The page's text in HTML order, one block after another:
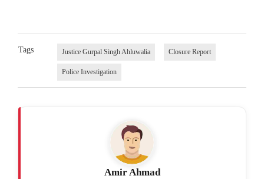
Tags Justice Gurpal Singh Ahluwalia Closure Report
Police Investigation
Amir Ahmad